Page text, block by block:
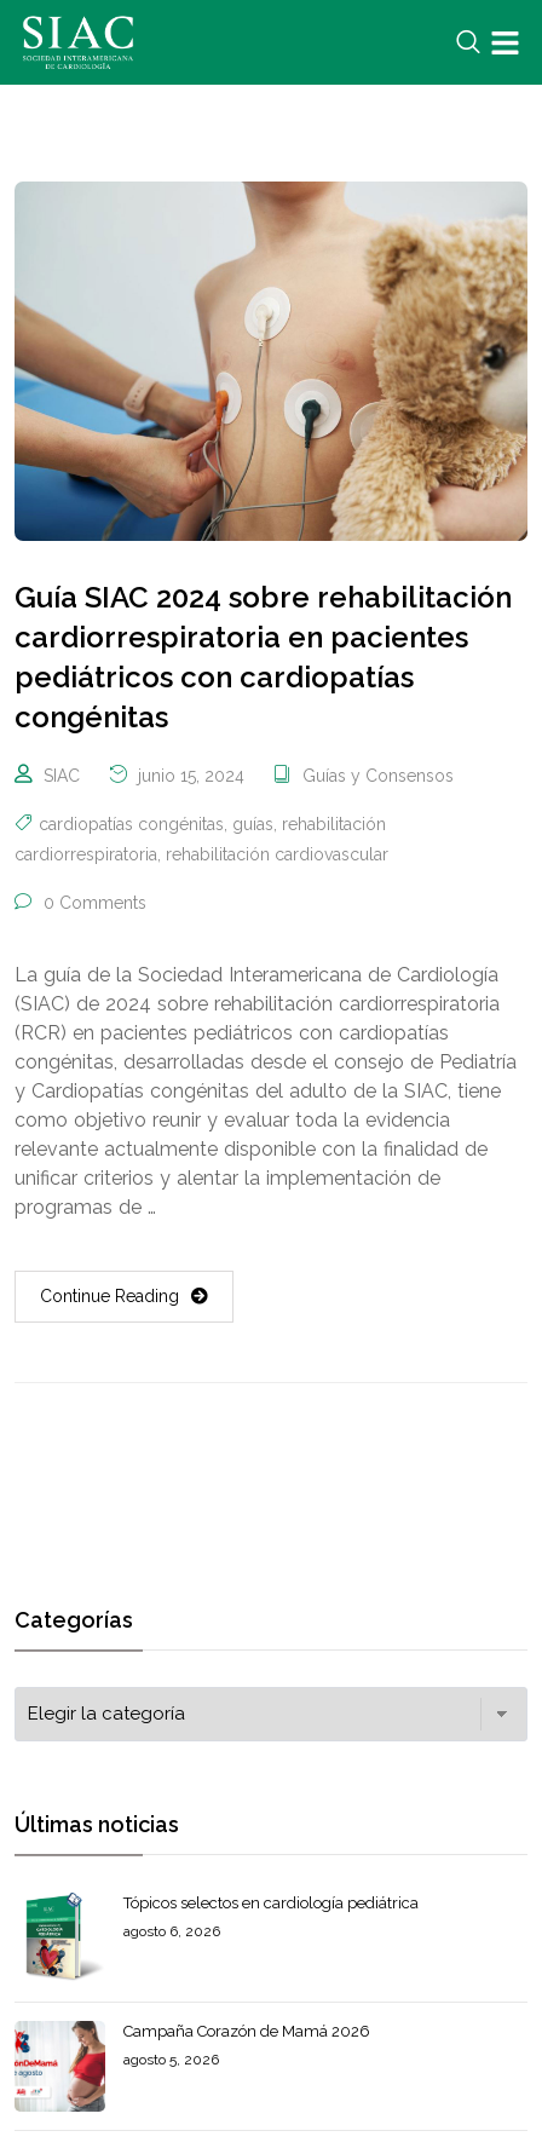
Guía SIAC 2024 sobre rehabilitación
cardiorrespiratoria en pacientes
pediátricos con cardiopatías
congénitas
SIAC junio 15, 2024 Guías y Consensos
cardiopatías congénitas guías rehabilitación
cardiorrespiratoria rehabilitación cardiovascular
0 Comments
La guía de la Sociedad Interamericana de Cardiología
(SIAC) de 2024 sobre rehabilitación cardiorrespiratoria
(RCR) en pacientes pediátricos con cardiopatías
congénitas, desarrolladas desde el consejo de Pediatría
y Cardiopatías congénitas del adulto de la SIAC, tiene
como objetivo reunir y evaluar toda la evidencia
relevante actualmente disponible con la finalidad de
unificar criterios y alentar la implementación de
programas de …
Continue Reading
Categorías
Últimas noticias
Tópicos selectos en cardiología pediátrica
agosto 6, 2026
Campaña Corazón de Mamá 2026
agosto 5, 2026